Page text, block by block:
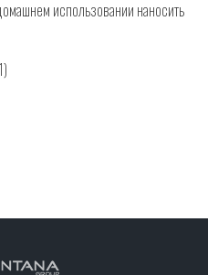
использовании наносить